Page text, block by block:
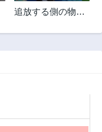
追放する側の物語
パーティーが弱体